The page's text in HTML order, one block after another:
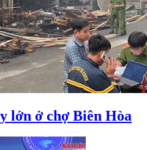
lớn ở chợ Biên Hòa